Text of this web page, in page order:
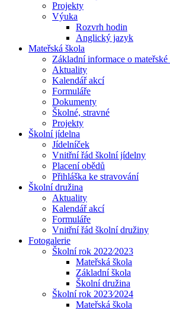
Projekty
Výuka
Rozvrh hodin
Anglický jazyk
Mateřská škola
Základní informace o mateřské
Aktuality
Kalendář akcí
Formuláře
Dokumenty
Školné, stravné
Projekty
Školní jídelna
Jídelníček
Vnitřní řád školní jídelny
Placení obědů
Přihláška ke stravování
Školní družina
Aktuality
Kalendář akcí
Formuláře
Vnitřní řád školní družiny
Fotogalerie
Školní rok 2022⁄2023
Mateřská škola
Základní škola
Školní družina
Školní rok 2023⁄2024
Mateřská škola